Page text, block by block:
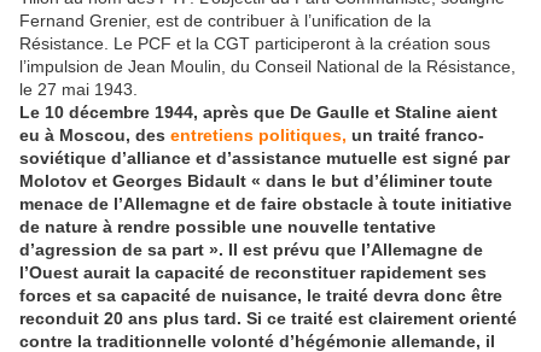
Fernand Grenier, est de contribuer à l’unification de la
Résistance. Le PCF et la CGT participeront à la création sous
l’impulsion de Jean Moulin, du Conseil National de la Résistance,
le 27 mai 1943.
Le 10 décembre 1944, après que De Gaulle et Staline aient
eu à Moscou, des entretiens politiques, un traité franco-
soviétique d’alliance et d’assistance mutuelle est signé par
Molotov et Georges Bidault « dans le but d’éliminer toute
menace de l’Allemagne et de faire obstacle à toute initiative
de nature à rendre possible une nouvelle tentative
d’agression de sa part ». Il est prévu que l’Allemagne de
l’Ouest aurait la capacité de reconstituer rapidement ses
forces et sa capacité de nuisance, le traité devra donc être
reconduit 20 ans plus tard. Si ce traité est clairement orienté
contre la traditionnelle volonté d’hégémonie allemande, il